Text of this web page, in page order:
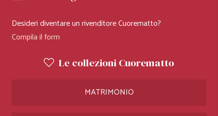
Desideri diventare un rivenditore Cuorematto?
Compila il form
Le collezioni Cuorematto
MATRIMONIO